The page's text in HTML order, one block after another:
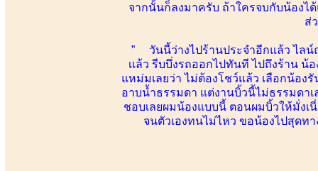
จากนั้นก็ลงมาครับ ถ้าใครจบกับน้อง
ส่
” วันนี้ว่างไปร้านประจำอีกแล้ว ไลน์
เเล้ว รีบบึ่งรถออกไปทันที ไปถึงร้าน
แหม่มเลยว่า ไม่ต้องโชว์แล้ว เลือกน้อ
อาบน้ำธรรมดา แต่งานบิ้วนี้ไม่ธรรมดา
ชอบเลยผมน้องแบบนี้ ตอนผมบิ้วให้มั่งเ
จนตัวเองทนไม่ไหว ขอน้องไปสุดท